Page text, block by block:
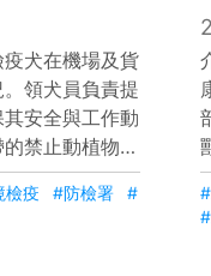
犬在機場及貨
領犬員負責提
安全與工作動
禁止動植物產
台灣。影片強
、提醒主動申
了領犬員與檢
檢疫 #防檢署
#